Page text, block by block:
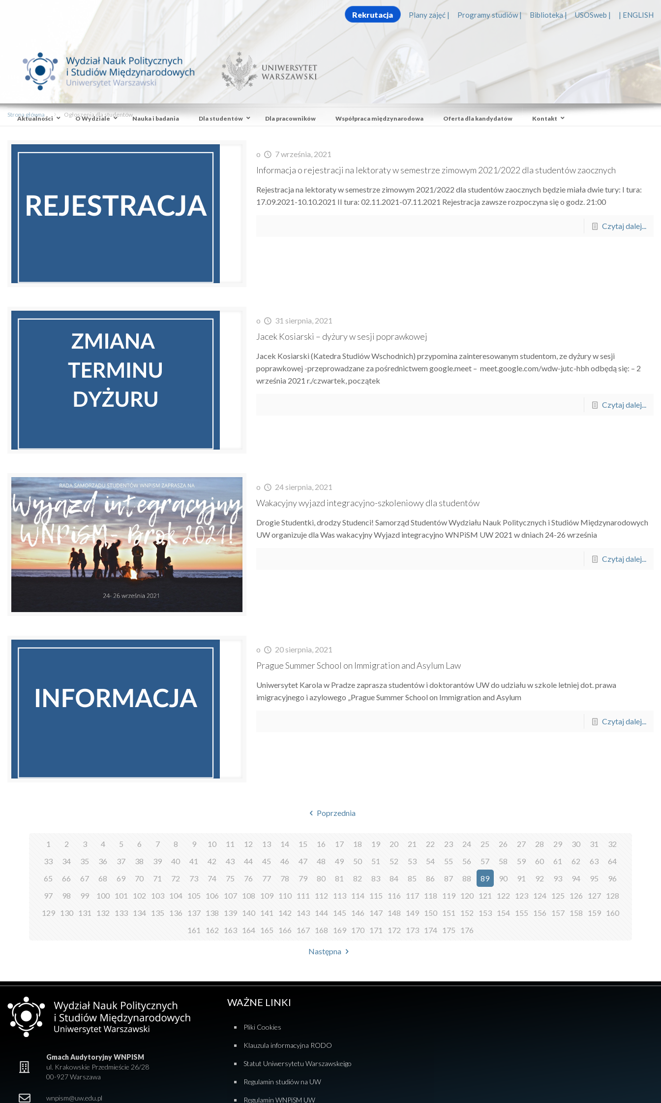
Rekrutacja Plany zajęć | Programy studiów | Biblioteka | USOSweb | | ENGLISH
Aktualności O Wydziale Nauka i badania Dla studentów Dla pracowników Współpraca międzynarodowa Oferta dla kandydatów Kontakt
Strona główna Ogłoszenia dla studentów
o 7 września, 2021
Informacja o rejestracji na lektoraty w semestrze zimowym 2021/2022 dla studentów zaocznych
Rejestracja na lektoraty w semestrze zimowym 2021/2022 dla studentów zaocznych będzie miała dwie tury: I tura:
17.09.2021-10.10.2021 II tura: 02.11.2021-07.11.2021 Rejestracja zawsze rozpoczyna się o godz. 21:00
Czytaj dalej...
o 31 sierpnia, 2021
Jacek Kosiarski – dyżury w sesji poprawkowej
Jacek Kosiarski (Katedra Studiów Wschodnich) przypomina zainteresowanym studentom, ze dyżury w sesji
poprawkowej -przeprowadzane za pośrednictwem google.meet – meet.google.com/wdw-jutc-hbh odbędą się: – 2
września 2021 r./czwartek, początek
Czytaj dalej...
o 24 sierpnia, 2021
Wakacyjny wyjazd integracyjno-szkoleniowy dla studentów
Drogie Studentki, drodzy Studenci! Samorząd Studentów Wydziału Nauk Politycznych i Studiów Międzynarodowych
UW organizuje dla Was wakacyjny Wyjazd integracyjno WNPiSM UW 2021 w dniach 24-26 września
Czytaj dalej...
o 20 sierpnia, 2021
Prague Summer School on Immigration and Asylum Law
Uniwersytet Karola w Pradze zaprasza studentów i doktorantów UW do udziału w szkole letniej dot. prawa
imigracyjnego i azylowego „Prague Summer School on Immigration and Asylum
Czytaj dalej...
Poprzednia
1 2 3 4 5 6 7 8 9 10 11 12 13 14 15 16 17 18 19 20 21 22 23 24 25 26 27 28 29 30 31
32
33
34 35 36 37 38 39 40 41 42 43 44 45 46 47 48 49 50 51 52 53 54 55 56 57 58 59 60 61 62 63
64
65
66 67 68 69 70 71 72 73 74 75 76 77 78 79 80 81 82 83 84 85 86 87 88 89 90 91 92 93 94 95
96
97
98 99 100 101 102 103 104 105 106 107 108 109 110 111 112 113 114 115 116 117 118 119 120 121 122 123 124 125 126 127 128
129 130 131 132 133 134 135 136 137 138 139 140 141 142 143 144 145 146 147 148 149 150 151 152 153 154 155 156 157 158 159 160
161
162 163 164 165 166 167 168 169 170 171 172 173 174 175 176
Następna
Gmach Audytoryjny WNPISM
ul. Krakowskie Przedmieście 26/28
00-927 Warszawa
wnpism@uw.edu.pl
WAŻNE LINKI
Pliki Cookies
Klauzula informacyjna RODO
Statut Uniwersytetu Warszawskeigo
Regulamin studiów na UW
Regulamin WNPiSM UW